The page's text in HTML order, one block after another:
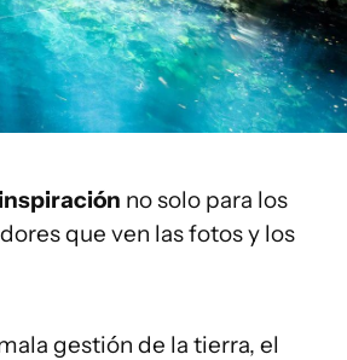
no solo para los
que ven las fotos y los
gestión de la tierra, el